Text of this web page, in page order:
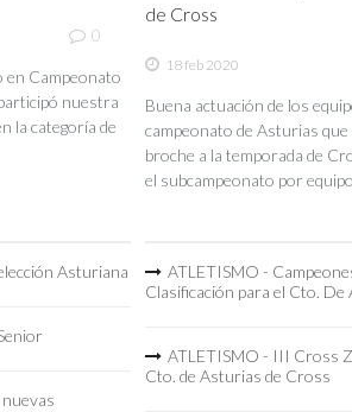
0
en Campeonato
nuestra
la categoría de
Asturiana
de Cross
18 feb 2020
Buena actuación de los
campeonato de Asturias
broche a la temporada de
el subcampeonato por
ATLETISMO -
Clasificación para el Cto.
ATLETISMO - III Cross
Cto. de Asturias de Cross